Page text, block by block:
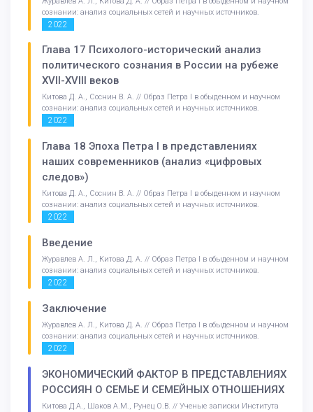
сознании: анализ социальных сетей и научных источников.
2022
Глава 17 Психолого-исторический анализ
политического сознания в России на рубеже
XVII-XVIII веков
Китова Д. А., Соснин В. А. // Образ Петра I в обыденном и научном
сознании: анализ социальных сетей и научных источников.
2022
Глава 18 Эпоха Петра I в представлениях
наших современников (анализ «цифровых
следов»)
Китова Д. А., Соснин В. А. // Образ Петра I в обыденном и научном
сознании: анализ социальных сетей и научных источников.
2022
Введение
Журавлев А. Л., Китова Д. А. // Образ Петра I в обыденном и научном
сознании: анализ социальных сетей и научных источников.
2022
Заключение
Журавлев А. Л., Китова Д. А. // Образ Петра I в обыденном и научном
сознании: анализ социальных сетей и научных источников.
2022
ЭКОНОМИЧЕСКИЙ ФАКТОР В ПРЕДСТАВЛЕНИЯХ
РОССИЯН О СЕМЬЕ И СЕМЕЙНЫХ ОТНОШЕНИЯХ
Китова Д.А., Шаков А.М., Рунец О.В. // Ученые записки Института